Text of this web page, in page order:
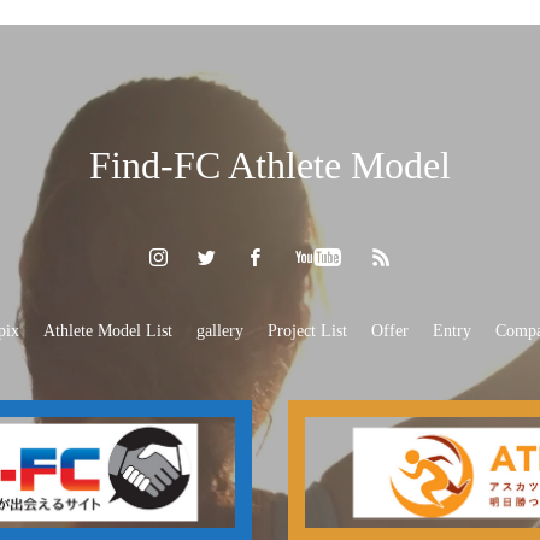
Find-FC Athlete Model
Athlete Model List gallery Project List Offer Entry